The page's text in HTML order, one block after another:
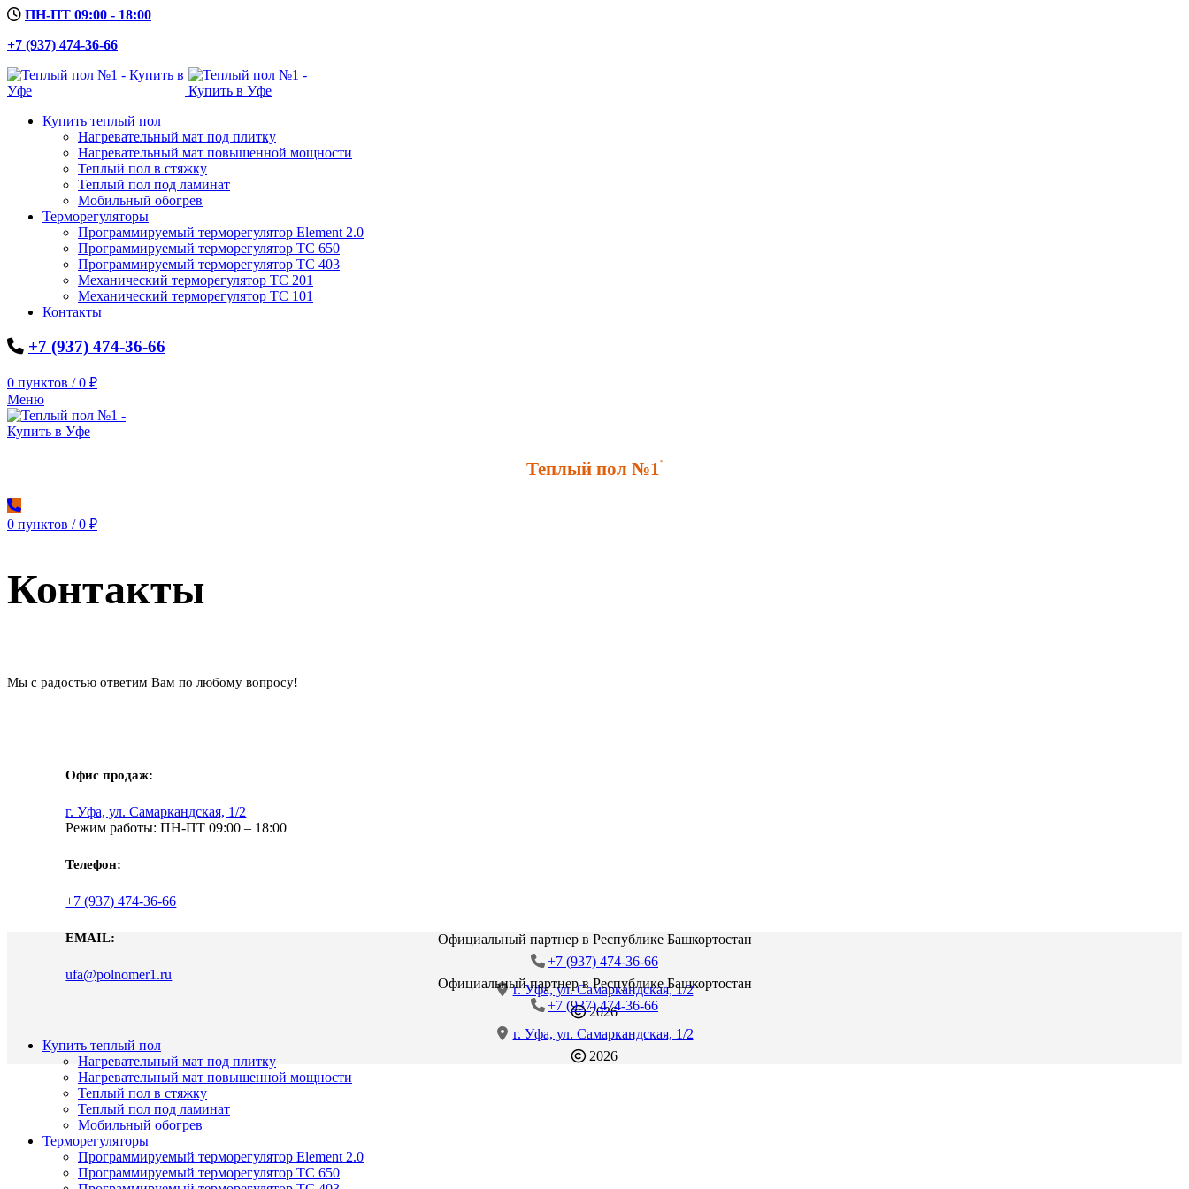
ПН-ПТ 09:00 - 18:00
+7 (937) 474-36-66
Купить теплый пол
Нагревательный мат под плитку
Нагревательный мат повышенной мощности
Теплый пол в стяжку
Теплый пол под ламинат
Мобильный обогрев
Терморегуляторы
Программируемый терморегулятор Element 2.0
Программируемый терморегулятор ТС 650
Программируемый терморегулятор ТС 403
Механический терморегулятор ТС 201
Механический терморегулятор ТС 101
Контакты
+7 (937) 474-36-66
0 пунктов / 0 ₽
Меню
Теплый пол №1 *
0 пунктов / 0 ₽
Контакты
Мы с радостью ответим Вам по любому вопросу!
Офис продаж:
г. Уфа, ул. Самаркандская, 1/2
Режим работы: ПН-ПТ 09:00 – 18:00
Телефон:
+7 (937) 474-36-66
EMAIL:
ufa@polnomer1.ru
Официальный партнер в Республике Башкортостан
+7 (937) 474-36-66
г. Уфа, ул. Самаркандская, 1/2
2026
Официальный партнер в Республике Башкортостан
+7 (937) 474-36-66
г. Уфа, ул. Самаркандская, 1/2
2026
Купить теплый пол
Нагревательный мат под плитку
Нагревательный мат повышенной мощности
Теплый пол в стяжку
Теплый пол под ламинат
Мобильный обогрев
Терморегуляторы
Программируемый терморегулятор Element 2.0
Программируемый терморегулятор ТС 650